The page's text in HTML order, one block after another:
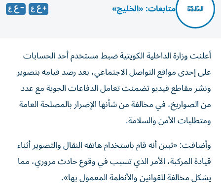
متابعات: «الخليج»
أعلنت وزارة الداخلية الكويتية ضبط مستخدم أحد الحسابات
على إحدى مواقع التواصل الاجتماعي، بعد رصد قيامه بتصوير
ونشر مقاطع فيديو تضمنت تعامل الدفاعات الجوية مع عدد
من الصواريخ، في مخالفة من شأنها الإضرار بالمصلحة العامة
ومتطلبات الأمن والسلامة.
وأضافت: «تبين أنه قام باستخدام هاتفه النقال والتصوير أثناء
قيادة المركبة، الأمر الذي تسبب في وقوع حادث مروري، مما
يشكل مخالفة للقوانين والأنظمة المعمول بها».